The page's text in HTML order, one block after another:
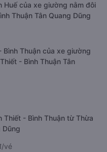
Huế của xe giường nằm đôi
Thuận Tân Quang Dũng
Thuận của xe giường
- Bình Thuận Tân
Thiết - Bình Thuận từ Thừa
Dũng
vé